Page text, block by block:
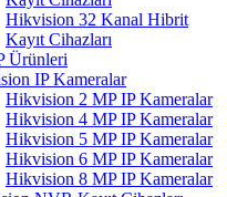
Hikvision 32 Kanal Hibrit
Kayıt Cihazları
Ürünleri
IP Kameralar
Hikvision 2 MP IP Kameralar
Hikvision 4 MP IP Kameralar
Hikvision 5 MP IP Kameralar
Hikvision 6 MP IP Kameralar
Hikvision 8 MP IP Kameralar